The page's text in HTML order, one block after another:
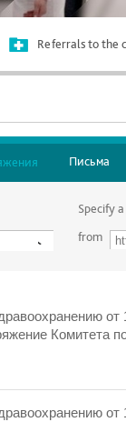
Referrals to the
Письма
Specify
from
Комитета